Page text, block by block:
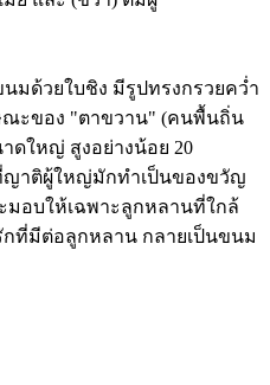
มด้วยใบชิง มีรูปทรงกรวยคว่ำ
ะของ "ตาขวาน" (คนพื้นถิ่น
ดใหญ่ สูงอย่างน้อย 20
ญาติผู้ใหญ่มักทำเป็นของขวัญ
อบให้เฉพาะลูกหลานที่ใกล้
ที่มีต่อลูกหลาน กลายเป็นขนม